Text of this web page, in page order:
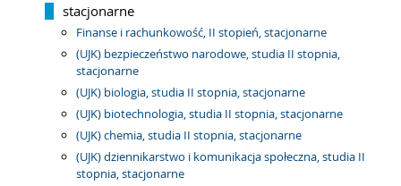
stacjonarne
Finanse i rachunkowość, II stopień, stacjonarne
(UJK) bezpieczeństwo narodowe, studia II stopnia,
stacjonarne
(UJK) biologia, studia II stopnia, stacjonarne
(UJK) biotechnologia, studia II stopnia, stacjonarne
(UJK) chemia, studia II stopnia, stacjonarne
(UJK) dziennikarstwo i komunikacja społeczna, studia II
stopnia, stacjonarne